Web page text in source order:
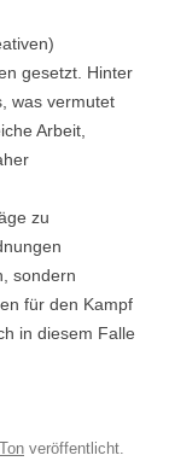
gesetzt. Hinter
was vermutet
Arbeit,
zu
sondern
für den Kampf
in diesem Falle
veröffentlicht.